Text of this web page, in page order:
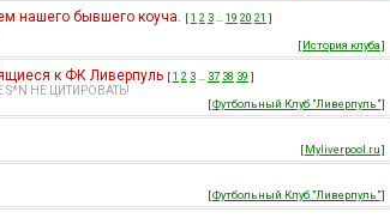
нашего бывшего коуча. [1 2 3… 19 20 21 ]
[История клуба]
к ФК Ливерпуль [1 2 3… 37 38 39 ]
S*N НЕ ЦИТИРОВАТЬ!
[Футбольный Клуб "Ливерпуль"]
[Myliverpool.ru]
[Футбольный Клуб "Ливерпуль"]